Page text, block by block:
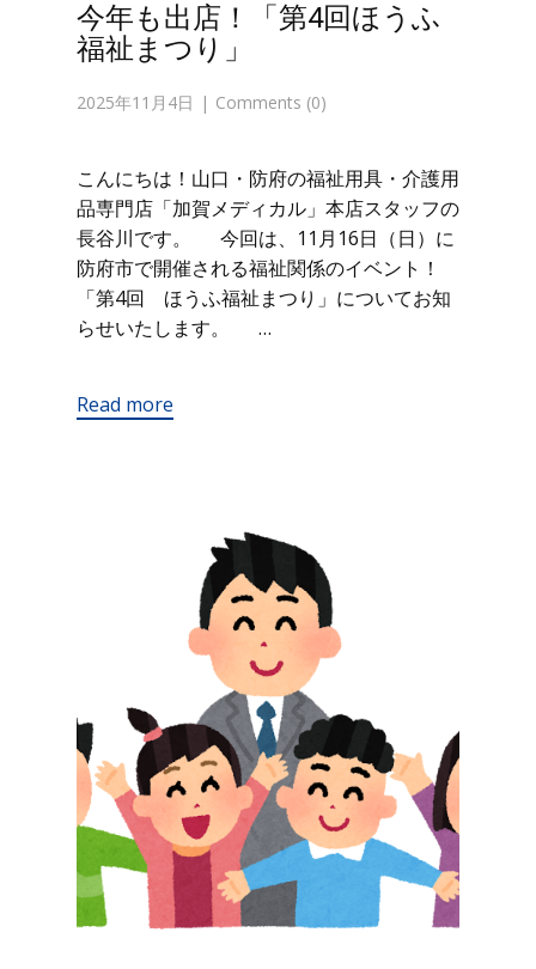
今年も出店！「第4回ほうふ
福祉まつり」
2025年11月4日 Comments (0)
こんにちは！山口・防府の福祉用具・介護用
品専門店「加賀メディカル」本店スタッフの
長谷川です。 今回は、11月16日（日）に
防府市で開催される福祉関係のイベント！
「第4回 ほうふ福祉まつり」についてお知
らせいたします。 …
Read more